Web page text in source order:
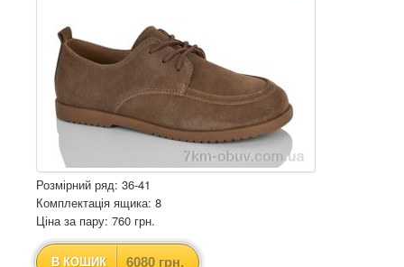
Розмірний ряд: 36-41
Комплектація ящика: 8
Ціна за пару: 760 грн.
В КОШИК 6080 грн.